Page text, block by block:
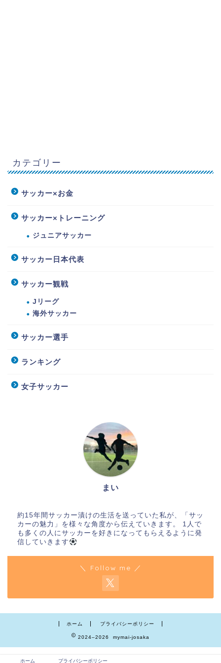
カテゴリー
サッカー×お金
サッカー×トレーニング
ジュニアサッカー
サッカー日本代表
サッカー観戦
Jリーグ
海外サッカー
サッカー選手
ランキング
女子サッカー
まい
約15年間サッカー漬けの生活を送っていた私が、「サッ
カーの魅力」を様々な角度から伝えていきます。 1人で
も多くの人にサッカーを好きになってもらえるように発
信していきます
＼ Follow me ／
ホーム プライバシーポリシー
2024–2026 mymai-josaka
ホーム プライバシーポリシー